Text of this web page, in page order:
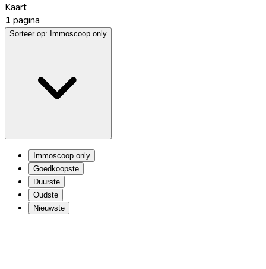
Kaart
1 pagina
Sorteer op: Immoscoop only
Immoscoop only
Goedkoopste
Duurste
Oudste
Nieuwste